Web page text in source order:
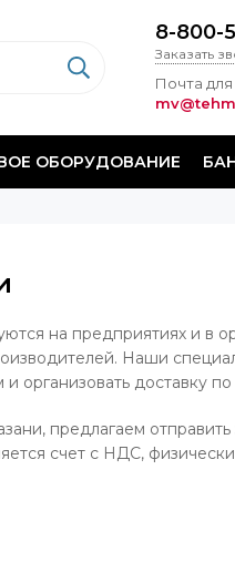
8-800-
Заказать
Почта для
ОБОРУДОВАНИЕ
на предприятиях и в
Наши
организовать доставку
предлагаем
счет с НДС,